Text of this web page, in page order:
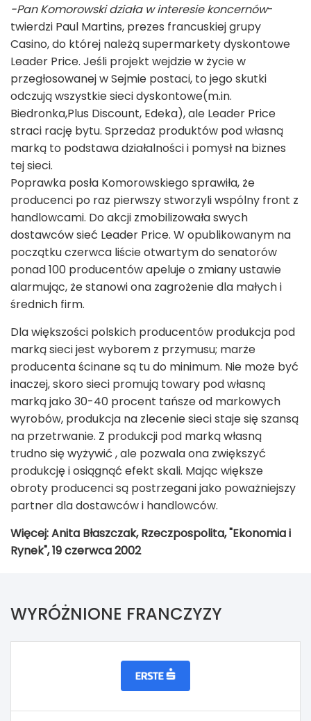
-Pan Komorowski działa w interesie koncernów-
twierdzi Paul Martins, prezes francuskiej grupy
Casino, do której należą supermarkety dyskontowe
Leader Price. Jeśli projekt wejdzie w życie w
przegłosowanej w Sejmie postaci, to jego skutki
odczują wszystkie sieci dyskontowe(m.in.
Biedronka,Plus Discount, Edeka), ale Leader Price
straci rację bytu. Sprzedaż produktów pod własną
marką to podstawa działalności i pomysł na biznes
tej sieci.
Poprawka posła Komorowskiego sprawiła, że
producenci po raz pierwszy stworzyli wspólny front z
handlowcami. Do akcji zmobilizowała swych
dostawców sieć Leader Price. W opublikowanym na
początku czerwca liście otwartym do senatorów
ponad 100 producentów apeluje o zmiany ustawie
alarmując, że stanowi ona zagrożenie dla małych i
średnich firm.
Dla większości polskich producentów produkcja pod
marką sieci jest wyborem z przymusu; marże
producenta ścinane są tu do minimum. Nie może być
inaczej, skoro sieci promują towary pod własną
marką jako 30-40 procent tańsze od markowych
wyrobów, produkcja na zlecenie sieci staje się szansą
na przetrwanie. Z produkcji pod marką własną
trudno się wyżywić , ale pozwala ona zwiększyć
produkcję i osiągnąć efekt skali. Mając większe
obroty producenci są postrzegani jako poważniejszy
partner dla dostawców i handlowców.
Więcej: Anita Błaszczak, Rzeczpospolita, "Ekonomia i
Rynek", 19 czerwca 2002
WYRÓŻNIONE FRANCZYZY